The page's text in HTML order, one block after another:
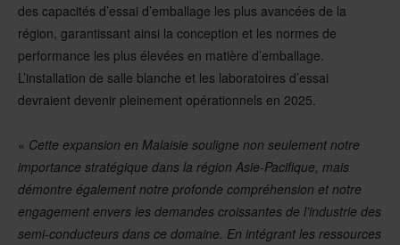
des capacités d’essai d’emballage les plus avancées de la
région, garantissant ainsi la conception et les normes de
performance les plus élevées en matière d’emballage.
L’installation de salle blanche et les laboratoires d’essai
devraient devenir pleinement opérationnels en 2025.
« Cette expansion en Malaisie souligne non seulement notre
importance stratégique dans la région Asie-Pacifique, mais
démontre également notre profonde compréhension et notre
engagement envers les demandes croissantes de l’industrie des
semi-conducteurs dans ce domaine. En intégrant les ressources